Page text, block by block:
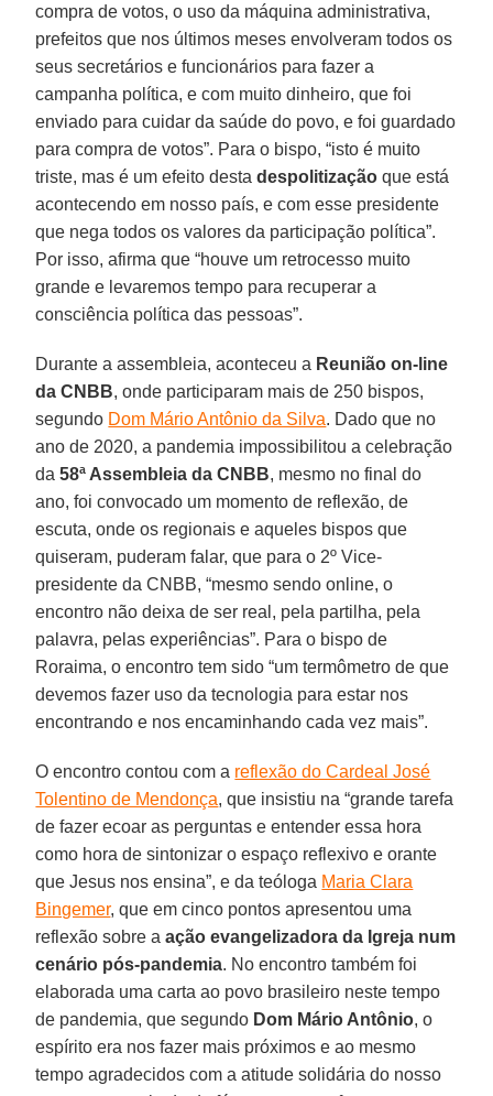
compra de votos, o uso da máquina administrativa,
prefeitos que nos últimos meses envolveram todos os
seus secretários e funcionários para fazer a
campanha política, e com muito dinheiro, que foi
enviado para cuidar da saúde do povo, e foi guardado
para compra de votos”. Para o bispo, “isto é muito
triste, mas é um efeito destadespolitização que está
acontecendo em nosso país, e com esse presidente
que nega todos os valores da participação política”.
Por isso, afirma que “houve um retrocesso muito
grande e levaremos tempo para recuperar a
consciência política das pessoas”.
Durante a assembleia, aconteceu a Reunião on-line
da CNBB, onde participaram mais de 250 bispos,
segundo Dom Mário Antônio da Silva. Dado que no
ano de 2020, a pandemia impossibilitou a celebração
da58ª Assembleia da CNBB, mesmo no final do
ano, foi convocado um momento de reflexão, de
escuta, onde os regionais e aqueles bispos que
quiseram, puderam falar, que para o 2º Vice-
presidente da CNBB, “mesmo sendo online, o
encontro não deixa de ser real, pela partilha, pela
palavra, pelas experiências”. Para o bispo de
Roraima, o encontro tem sido “um termômetro de que
devemos fazer uso da tecnologia para estar nos
encontrando e nos encaminhando cada vez mais”.
O encontro contou com a reflexão do Cardeal José
Tolentino de Mendonça, que insistiu na “grande tarefa
de fazer ecoar as perguntas e entender essa hora
como hora de sintonizar o espaço reflexivo e orante
que Jesus nos ensina”, e da teóloga Maria Clara
Bingemer, que em cinco pontos apresentou uma
reflexão sobre aação evangelizadora da Igreja num
cenário pós-pandemia. No encontro também foi
elaborada uma carta ao povo brasileiro neste tempo
de pandemia, que segundo Dom Mário Antônio, o
espírito era nos fazer mais próximos e ao mesmo
tempo agradecidos com a atitude solidária do nosso